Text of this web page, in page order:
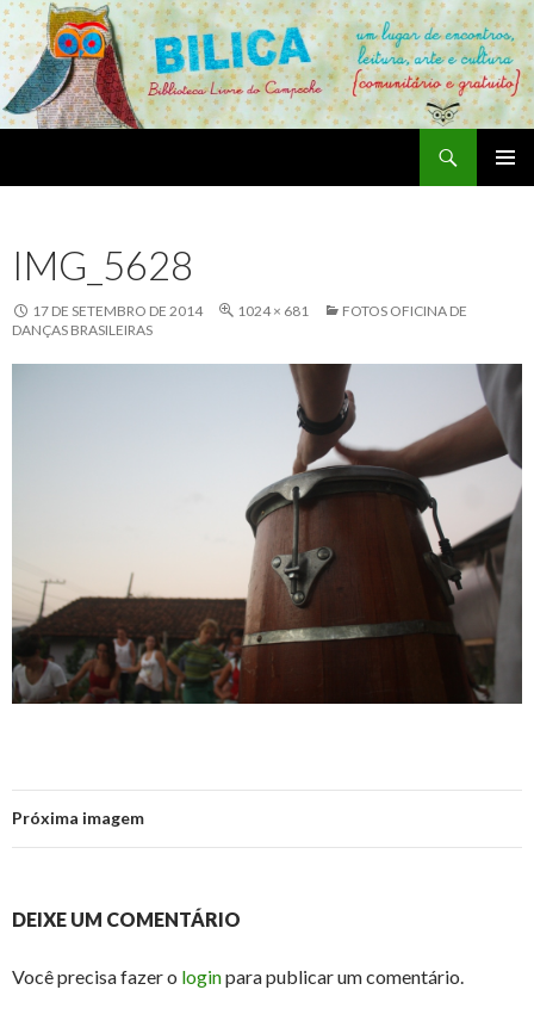
CONTEÚDO
IMG_5628
17 DE SETEMBRO DE 2014 1024 × 681
FOTOS OFICINA DE
DANÇAS BRASILEIRAS
Próxima imagem
DEIXE UM COMENTÁRIO
Você precisa fazer o loginpara publicar um comentário.